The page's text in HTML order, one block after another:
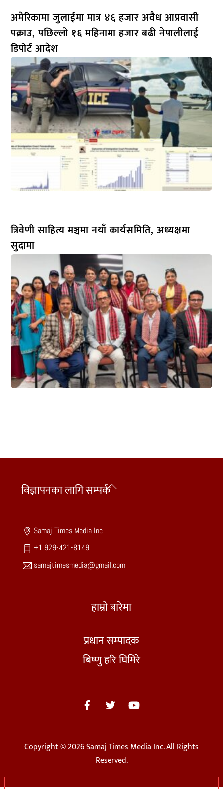
अमेरिकामा जुलाईमा मात्र ४६ हजार अवैध आप्रवासी
पक्राउ, पछिल्लो १६ महिनामा हजार बढी नेपालीलाई
डिपोर्ट आदेश
त्रिवेणी साहित्य मञ्चमा नयाँ कार्यसमिति, अध्यक्षमा
सुदामा
Back
विज्ञापनका लागि सम्पर्क
Samaj Times Media Inc
+1 929-421-8149
samajtimesmedia@gmail.com
हाम्रो बारेमा
प्रधान सम्पादक
बिष्णु हरि घिमिरे
Copyright © 2026 Samaj Times Media Inc. All Rights
Reserved.